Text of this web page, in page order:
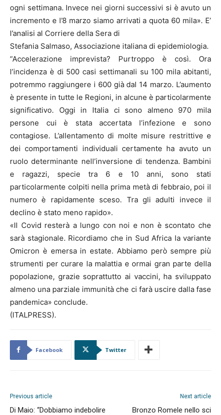
ogni settimana. Invece nei giorni successivi si è avuto un
incremento e l’8 marzo siamo arrivati a quota 60 mila». E’
l’analisi al Corriere della Sera di
Stefania Salmaso, Associazione italiana di epidemiologia.
“Accelerazione imprevista? Purtroppo è così. Ora
l’incidenza è di 500 casi settimanali su 100 mila abitanti,
potremmo raggiungere i 600 già dal 14 marzo. L’aumento
è presente in tutte le Regioni, in alcune è particolarmente
significativo. Oggi in Italia ci sono almeno 970 mila
persone cui è stata accertata l’infezione e sono
contagiose. L’allentamento di molte misure restrittive e
dei comportamenti individuali certamente ha avuto un
ruolo determinante nell’inversione di tendenza. Bambini
e ragazzi, specie tra 6 e 10 anni, sono stati
particolarmente colpiti nella prima metà di febbraio, poi il
numero è rapidamente sceso. Tra gli adulti invece il
declino è stato meno rapido».
«Il Covid resterà a lungo con noi e non è scontato che
sarà stagionale. Ricordiamo che in Sud Africa la variante
Omicron è emersa in estate. Abbiamo però sempre più
strumenti per curare la malattia e ormai gran parte della
popolazione, grazie soprattutto ai vaccini, ha sviluppato
almeno una parziale immunità che ci farà uscire dalla fase
pandemica» conclude.
(ITALPRESS).
Facebook Twitter
Previous article
Di Maio: “Dobbiamo indebolire
Next article
Bronzo Romele nello sci